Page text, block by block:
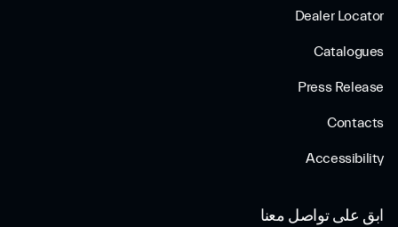
Dealer Locator
Catalogues
Press Release
Contacts
Accessibility
ابق على تواصل معنا